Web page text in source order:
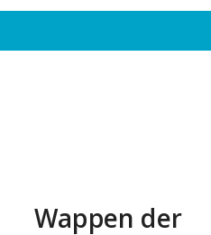
Wappen der